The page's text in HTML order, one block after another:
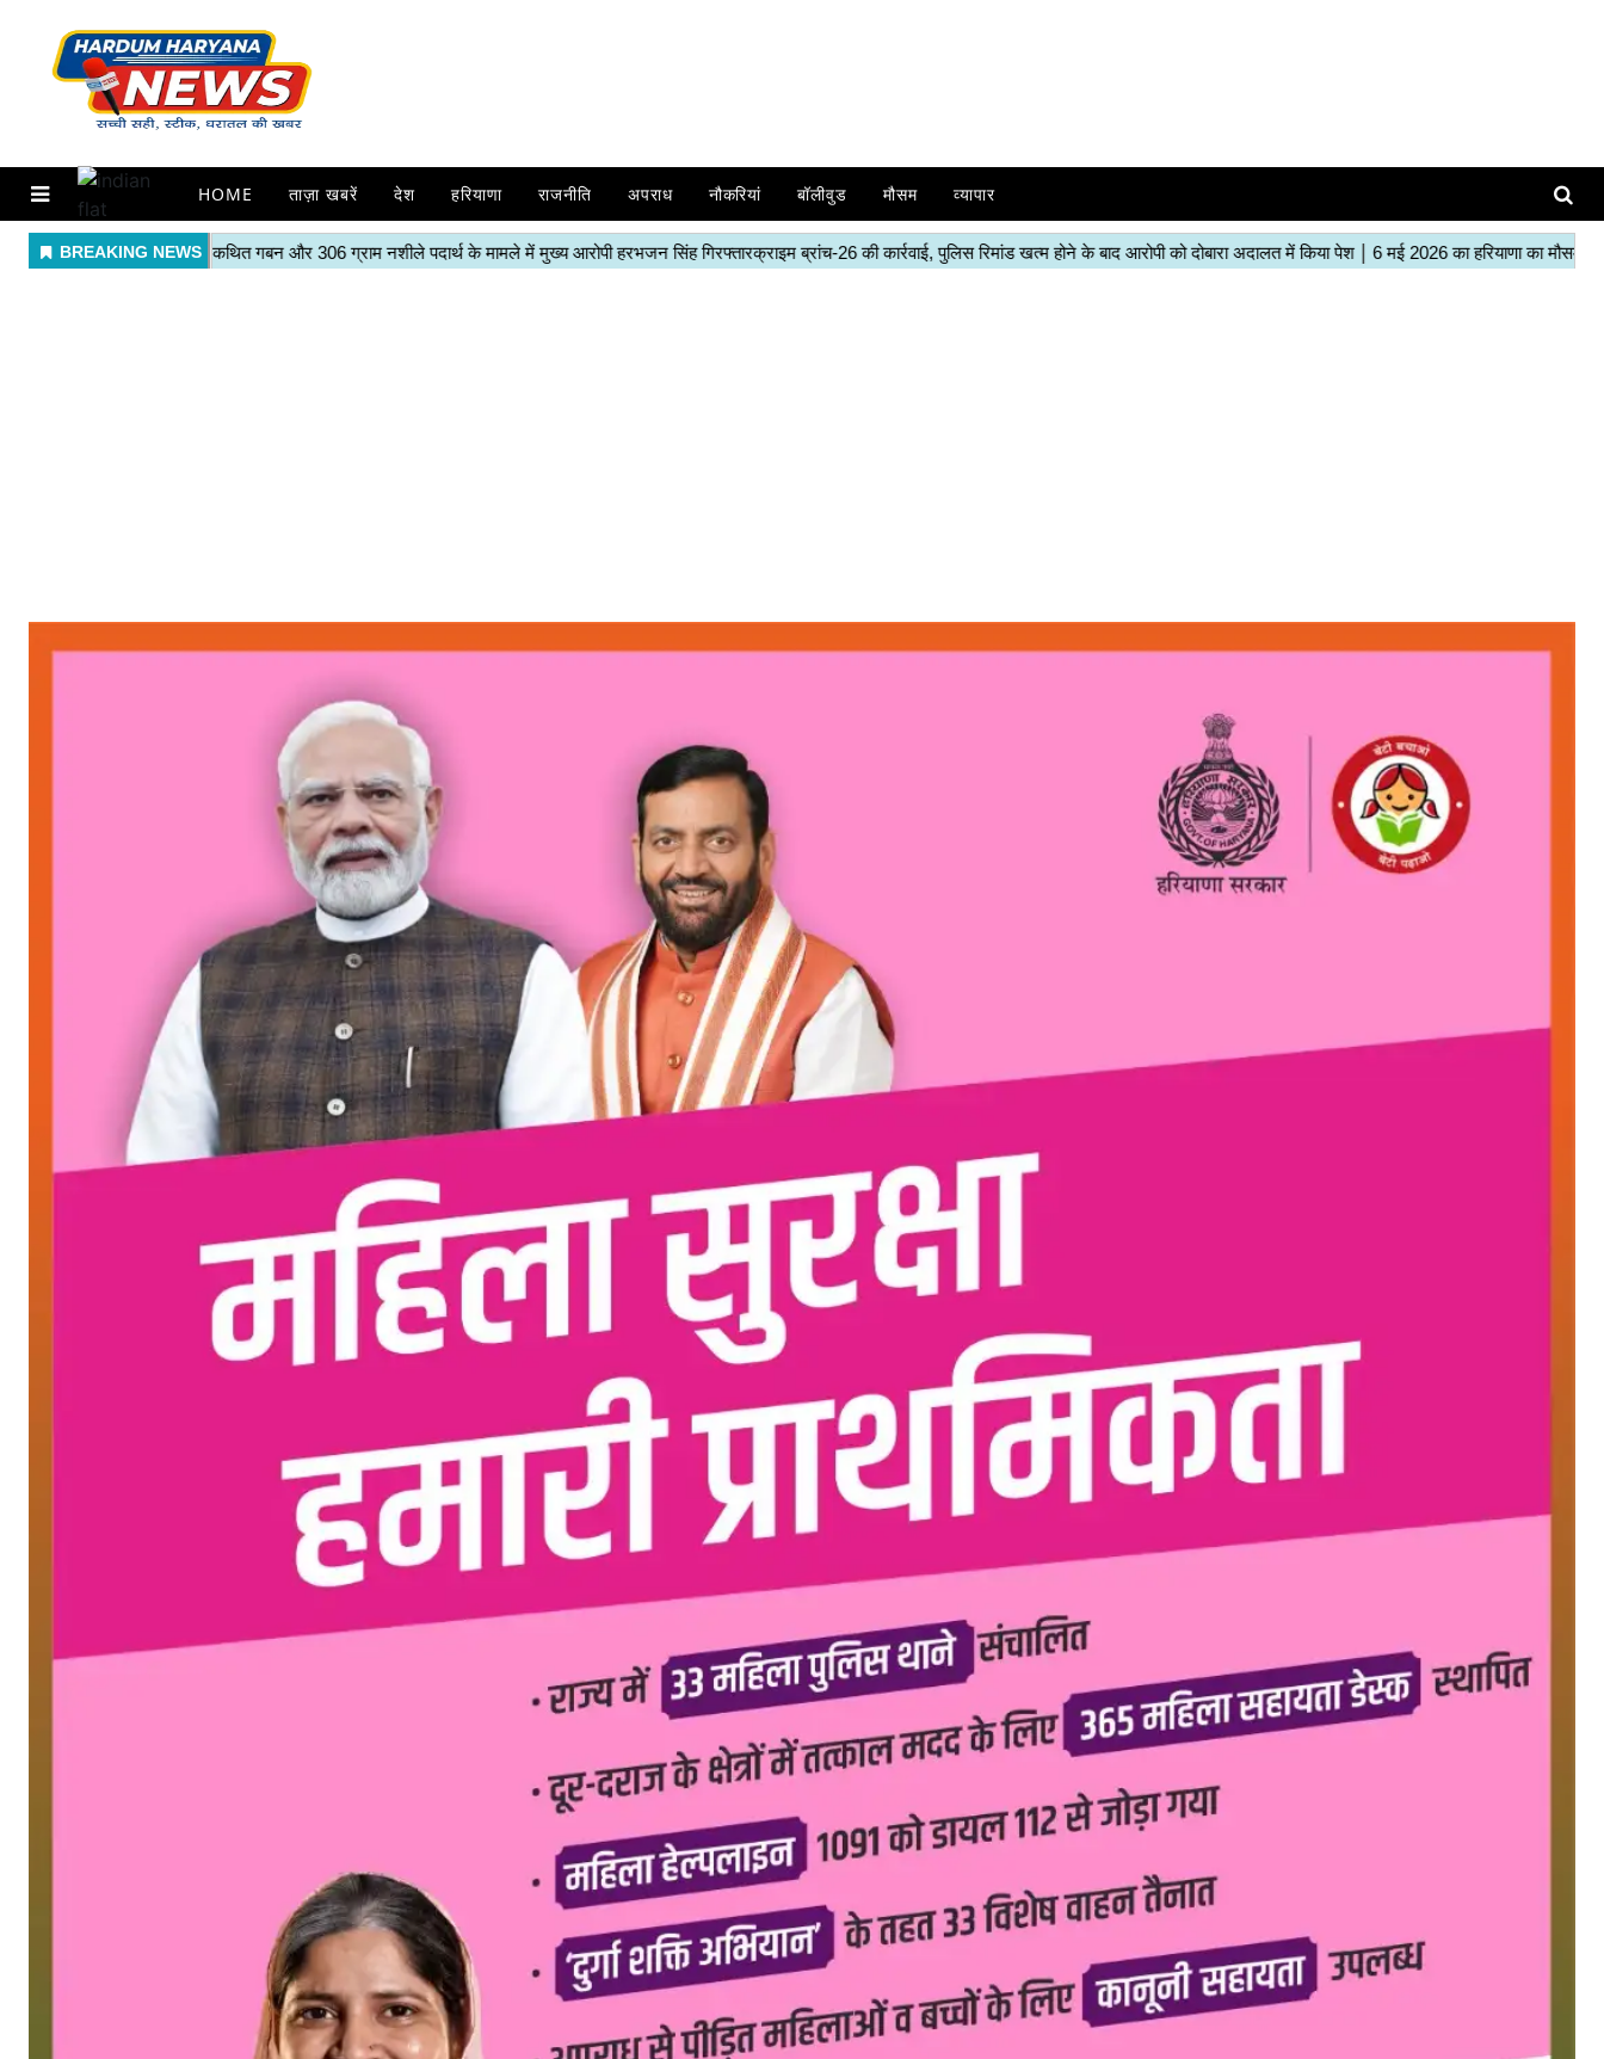
HOME ताज़ा खबरें देश हरियाणा राजनीति अपराध नौकरियां बॉलीवुड मौसम व्यापार